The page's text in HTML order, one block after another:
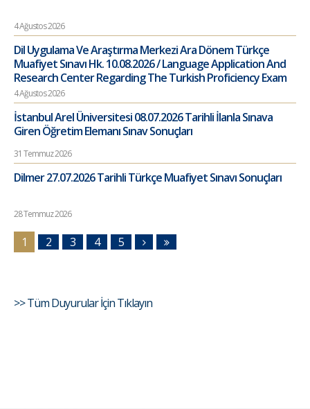
4 Ağustos 2026
Dil Uygulama Ve Araştırma Merkezi Ara Dönem Türkçe
Muafiyet Sınavı Hk. 10.08.2026 / Language Application And
Research Center Regarding The Turkish Proficiency Exam
4 Ağustos 2026
İstanbul Arel Üniversitesi 08.07.2026 Tarihli İlanla Sınava
Giren Öğretim Elemanı Sınav Sonuçları
31 Temmuz 2026
Dilmer 27.07.2026 Tarihli Türkçe Muafiyet Sınavı Sonuçları
28 Temmuz 2026
1 2 3 4 5
>> Tüm Duyurular İçin Tıklayın